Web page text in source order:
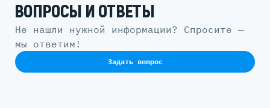
ВОПРОСЫ И ОТВЕТЫ
Не нашли нужной информации? Спросите —
мы ответим!
Задать вопрос